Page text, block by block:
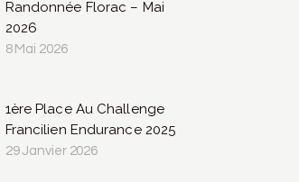
Randonnée Florac – Mai
2026
8 Mai 2026
1ère Place Au Challenge
Francilien Endurance 2025
29 Janvier 2026